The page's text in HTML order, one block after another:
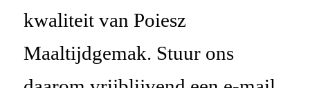
kwaliteit van Poiesz
Maaltijdgemak. Stuur ons